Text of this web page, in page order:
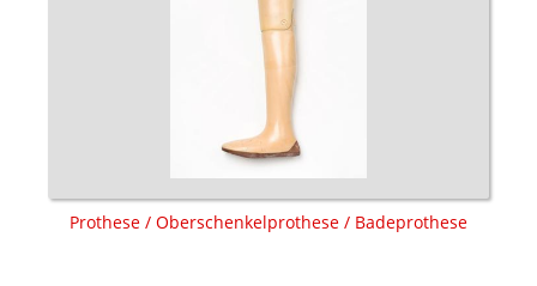
Prothese / Oberschenkelprothese / Badeprothese